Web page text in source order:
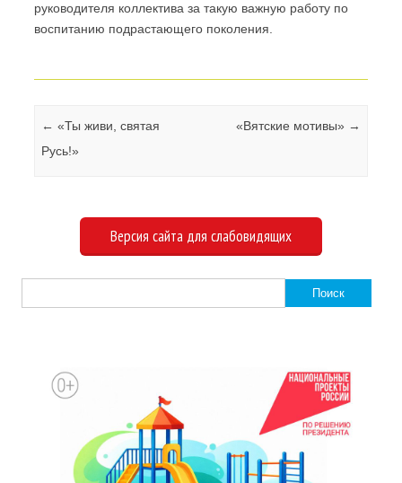
руководителя коллектива за такую важную работу по
воспитанию подрастающего поколения.
Навигация по записям
← «Ты живи, святая
Русь!»
«Вятские мотивы» →
Версия сайта для слабовидящих